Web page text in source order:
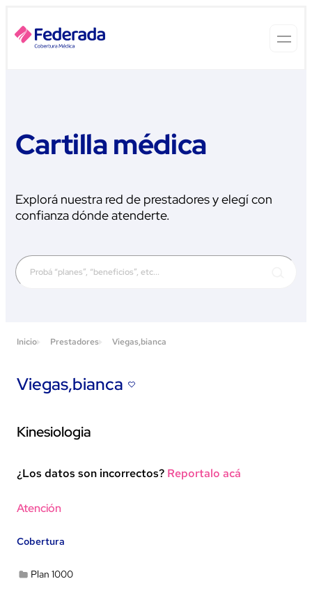
Cartilla médica
Explorá nuestra red de prestadores y elegí con
confianza dónde atenderte.
Inicio Prestadores Viegas,bianca
Viegas,bianca
Kinesiologia
Ver en Google Maps
¿Los datos son incorrectos? Reportalo acá
Atención
Cobertura
Plan 1000